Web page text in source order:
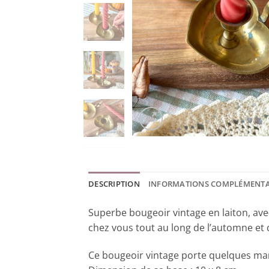
DESCRIPTION INFORMATIONS
Superbe bougeoir vintage en laiton,
chez vous tout au long de l’automne et
Ce bougeoir vintage porte quelques